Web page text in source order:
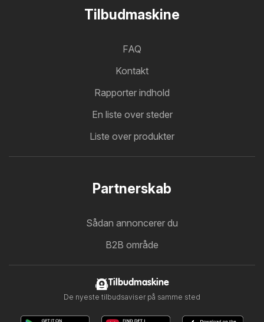
Tilbudmaskine
FAQ
Kontakt
Rapporter indhold
En liste over steder
Liste over produkter
Partnerskab
Sådan annoncerer du
B2B område
Tilbudmaskine
De nyeste tilbudsaviser på samme sted